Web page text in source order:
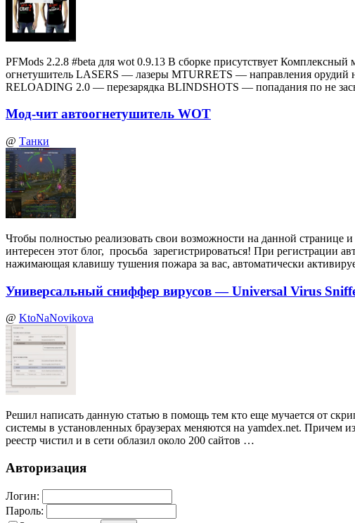
PFMods 2.2.8 #beta для wot 0.9.13 В сборке присутствует
огнетушитель LASERS — лазеры MTURRETS — направления
RELOADING 2.0 — перезарядка BLINDSHOTS — попадания по не
Мод-чит автоогнетушитель WOT
@ Танки
Чтобы полностью реализовать свои возможности на данной странице
интересен этот блог, просьба зарегистрироваться! При регистрации
нажимающая клавишу тушения пожара за вас, автоматически
Универсальный сниффер вирусов — Universal Virus
@ KtoNaNovikova
Решил написать данную статью в помощь тем кто еще мучается от
системы в установленных браузерах меняются на yamdex.net. Причем
реестр чистил и в сети облазил около 200 сайтов …
Авторизация
Логин:
Пароль: